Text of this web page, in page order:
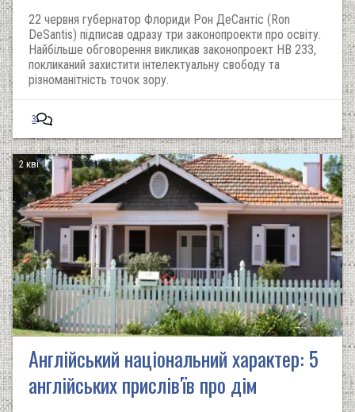
22 червня губернатор Флориди Рон ДеСантіс (Ron
DeSantis) підписав одразу три законопроекти про освіту.
Найбільше обговорення викликав законопроект HB 233,
покликаний захистити інтелектуальну свободу та
різноманітність точок зору.
3
2 кві
Англійський національний характер: 5
англійських прислів'їв про дім